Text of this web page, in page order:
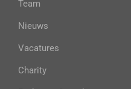
Team
Nieuws
Vacatures
Charity